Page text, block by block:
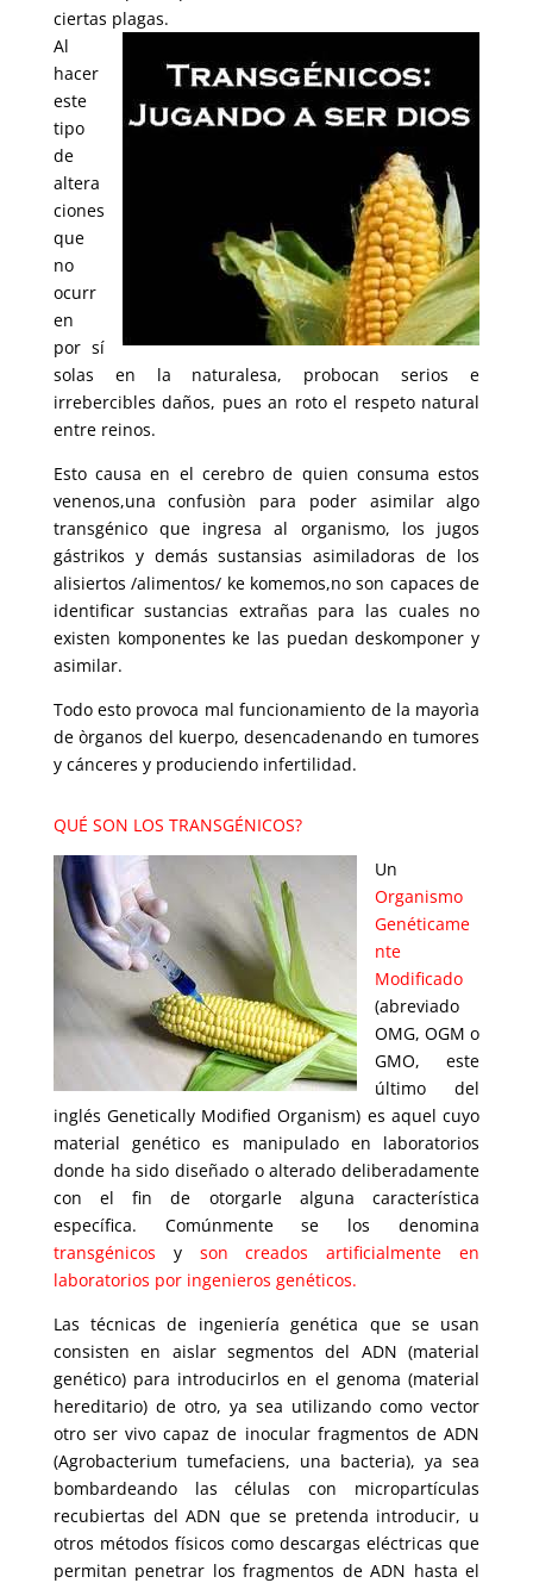
ciertas plagas.
Al
hacer
este
tipo
de
altera
ciones
que
no
ocurr
en
por sí
solas en la naturalesa, probocan serios e
irrebercibles daños, pues an roto el respeto natural
entre reinos.
Esto causa en el cerebro de quien consuma estos
venenos,una confusiòn para poder asimilar algo
transgénico que ingresa al organismo, los jugos
gástrikos y demás sustansias asimiladoras de los
alisiertos /alimentos/ ke komemos,no son capaces de
identificar sustancias extrañas para las cuales no
existen komponentes ke las puedan deskomponer y
asimilar.
Todo esto provoca mal funcionamiento de la mayorìa
de òrganos del kuerpo, desencadenando en tumores
y cánceres y produciendo infertilidad.
QUÉ SON LOS TRANSGÉNICOS?
Un
Organismo
Genéticame
nte
Modificado
(abreviado
OMG, OGM o
GMO, este
último del
inglés Genetically Modified Organism) es aquel cuyo
material genético es manipulado en laboratorios
donde ha sido diseñado o alterado deliberadamente
con el fin de otorgarle alguna característica
específica. Comúnmente se los denomina
transgénicos y son creados artificialmente en
laboratorios por ingenieros genéticos.
Las técnicas de ingeniería genética que se usan
consisten en aislar segmentos del ADN (material
genético) para introducirlos en el genoma (material
hereditario) de otro, ya sea utilizando como vector
otro ser vivo capaz de inocular fragmentos de ADN
(Agrobacterium tumefaciens, una bacteria), ya sea
bombardeando las células con micropartículas
recubiertas del ADN que se pretenda introducir, u
otros métodos físicos como descargas eléctricas que
permitan penetrar los fragmentos de ADN hasta el